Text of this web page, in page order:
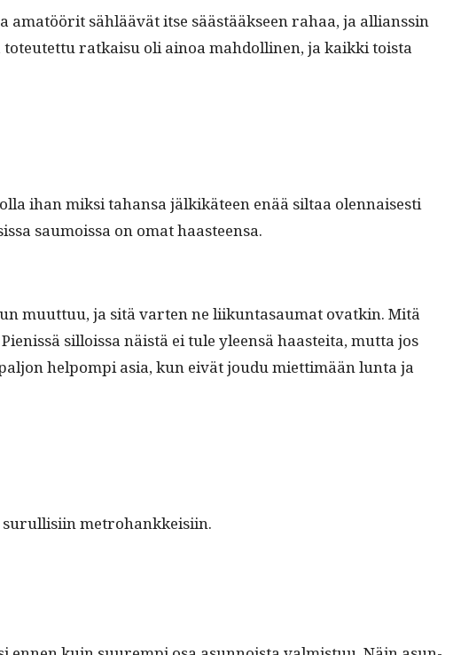
säh­läävät itse säästääk­seen rahaa, ja allianssin
ratkaisu oli ain­oa mah­dolli­nen, ja kaik­ki toista
ihan mik­si tahansa jälkikä­teen enää sil­taa olen­nais­es­ti
saumoissa on omat haasteensa.
muut­tuu, ja sitä varten ne liikun­tasaumat ovatkin. Mitä
sil­lois­sa näistä ei tule yleen­sä haastei­ta, mut­ta jos
helpom­pi asia, kun eivät joudu miet­timään lun­ta ja
surullisi­in metrohankkeisiin.